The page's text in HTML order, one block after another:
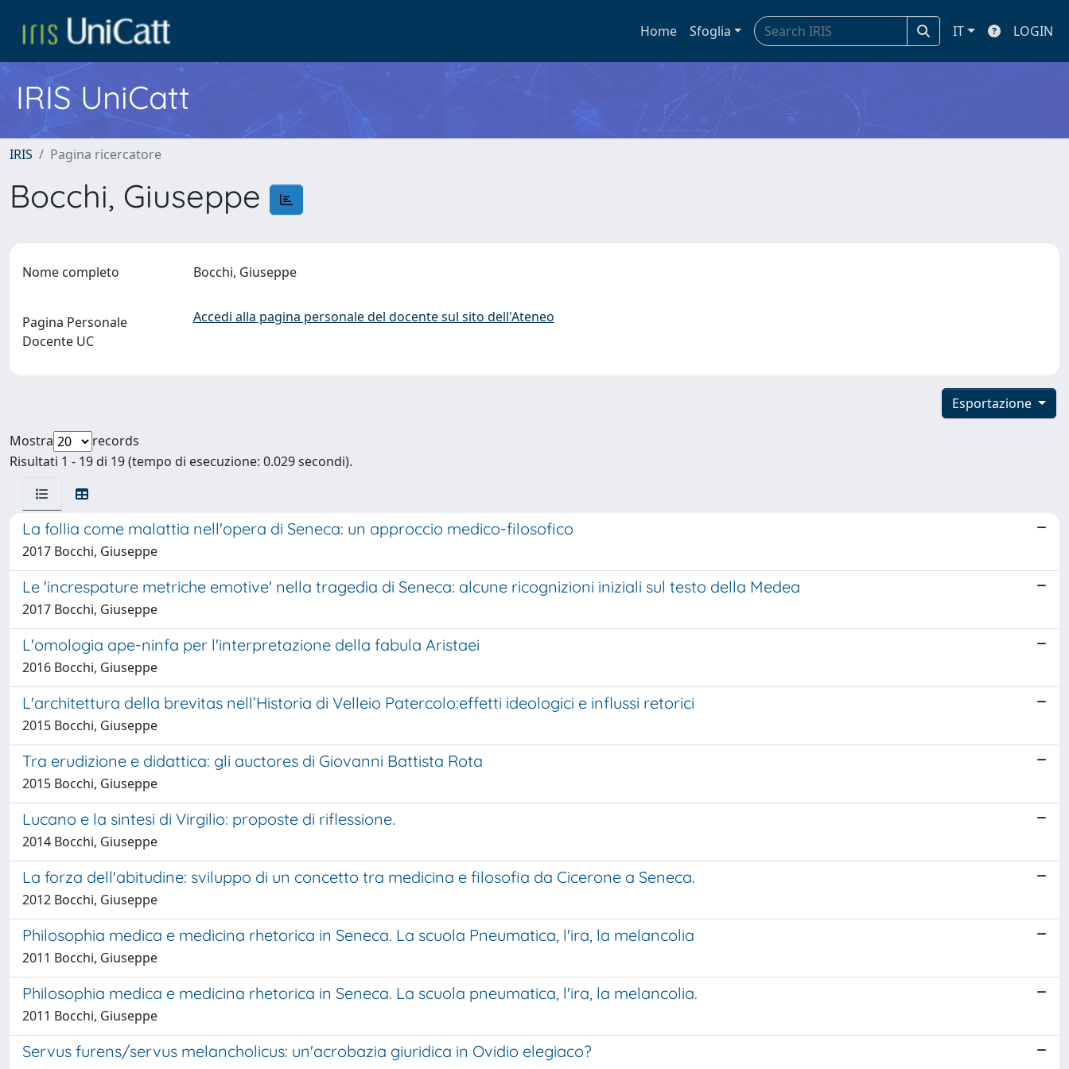
Home Sfoglia IT LOGIN
IRIS UniCatt
IRIS Pagina ricercatore
Bocchi, Giuseppe
Nome completo Bocchi, Giuseppe
Pagina Personale
Docente UC
Accedi alla pagina personale del docente sul sito dell'Ateneo
Esportazione
Mostra
records
Risultati 1 - 19 di 19 (tempo di esecuzione: 0.029 secondi).
La follia come malattia nell'opera di Seneca: un approccio medico-filosofico
2017 Bocchi, Giuseppe
Le 'increspature metriche emotive' nella tragedia di Seneca: alcune ricognizioni iniziali sul testo della Medea
2017 Bocchi, Giuseppe
L'omologia ape-ninfa per l'interpretazione della fabula Aristaei
2016 Bocchi, Giuseppe
L'architettura della brevitas nell’Historia di Velleio Patercolo:effetti ideologici e influssi retorici
2015 Bocchi, Giuseppe
Tra erudizione e didattica: gli auctores di Giovanni Battista Rota
2015 Bocchi, Giuseppe
Lucano e la sintesi di Virgilio: proposte di riflessione.
2014 Bocchi, Giuseppe
La forza dell'abitudine: sviluppo di un concetto tra medicina e filosofia da Cicerone a Seneca.
2012 Bocchi, Giuseppe
Philosophia medica e medicina rhetorica in Seneca. La scuola Pneumatica, l'ira, la melancolia
2011 Bocchi, Giuseppe
Philosophia medica e medicina rhetorica in Seneca. La scuola pneumatica, l'ira, la melancolia.
2011 Bocchi, Giuseppe
Servus furens/servus melancholicus: un'acrobazia giuridica in Ovidio elegiaco?